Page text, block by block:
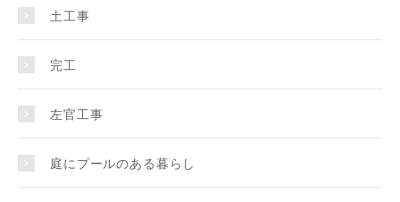
土工事
完工
左官工事
庭にプールのある暮らし